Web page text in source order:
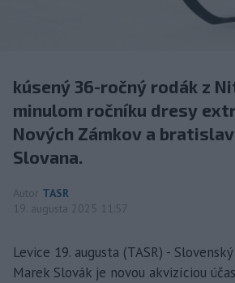
kúsený 36-ročný rodák z
minulom ročníku dresy
Nových Zámkov a
Slovana.
Autor TASR
19. augusta 2025 11:57
Levice 19. augusta (TASR) -
Marek Slovák je novou akvizíciou